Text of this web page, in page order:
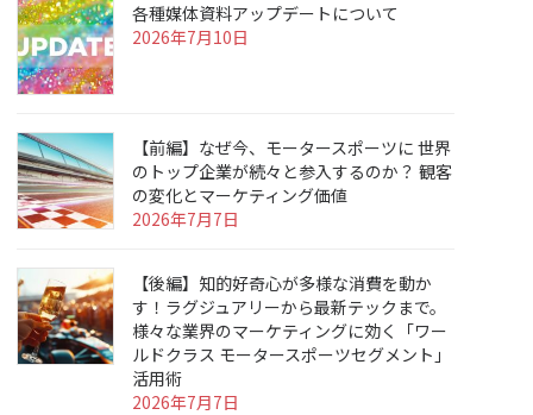
各種媒体資料アップデートについて
2026年7月10日
【前編】なぜ今、モータースポーツに 世界
のトップ企業が続々と参入するのか？ 観客
の変化とマーケティング価値
2026年7月7日
【後編】知的好奇心が多様な消費を動か
す！ラグジュアリーから最新テックまで。
様々な業界のマーケティングに効く「ワー
ルドクラス モータースポーツセグメント」
活用術
2026年7月7日